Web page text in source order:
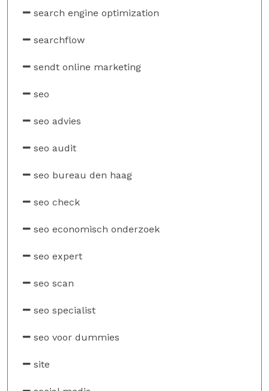
search engine optimization
searchflow
sendt online marketing
seo
seo advies
seo audit
seo bureau den haag
seo check
seo economisch onderzoek
seo expert
seo scan
seo specialist
seo voor dummies
site